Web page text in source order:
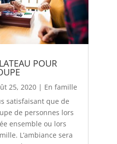
POUR
25, 2020| En famille
satisfaisant que de
de personnes lors
ensemble ou lors
L’ambiance sera